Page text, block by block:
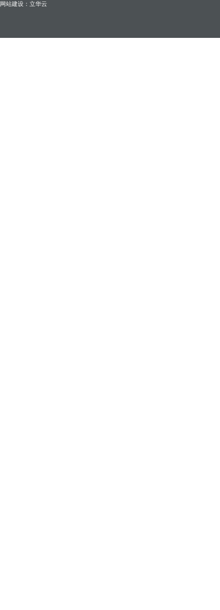
网站建设： 立华云